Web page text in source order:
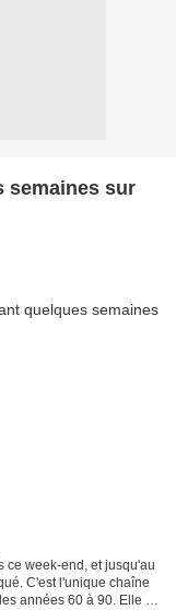
semaines sur
ce week-end, et jusqu'au
C'est l'unique chaîne
années 60 à 90. Elle a